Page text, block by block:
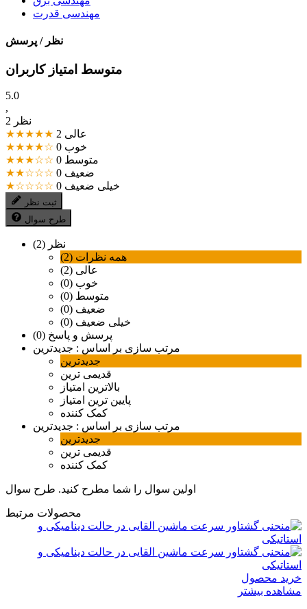
مهندسی قدرت
نظر / پرسش
متوسط امتیاز کاربران
5.0
,
2 نظر
★★★★★
عالی 2
★★★★☆
خوب 0
★★★☆☆
متوسط 0
★★☆☆☆
ضعیف 0
★☆☆☆☆
خیلی ضعیف 0
ثبت نظر
طرح سوال
نظر (2)
همه نظرات (2)
عالی (2)
خوب (0)
متوسط (0)
ضعیف (0)
خیلی ضعیف (0)
پرسش و پاسخ (0)
مرتب سازی بر اساس : جدیدترین
جدیدترین
قدیمی ترین
بالاترین امتیاز
پایین ترین امتیاز
کمک کننده
مرتب سازی بر اساس : جدیدترین
جدیدترین
قدیمی ترین
کمک کننده
اولین سوال را شما مطرح کنید. طرح سوال
محصولات مرتبط
خرید محصول
مشاهده بیشتر